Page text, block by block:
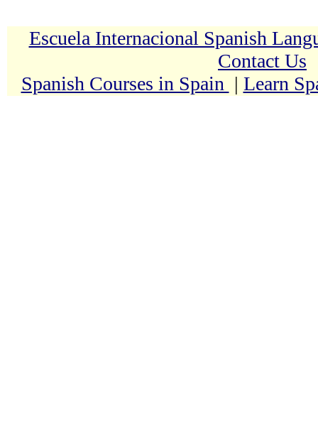
Escuela Internacional Spanish
Contact Us
Spanish Courses in Spain | Learn